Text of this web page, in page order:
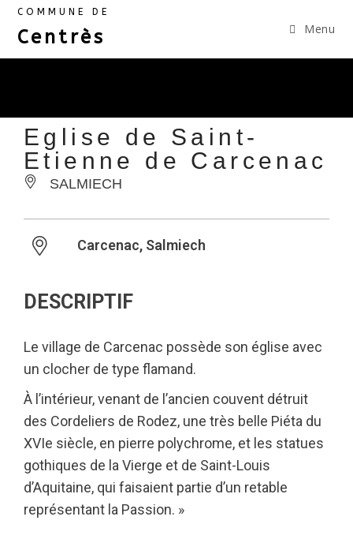
COMMUNE DE
Centrès Menu
Eglise de Saint-
Etienne de Carcenac
SALMIECH
Carcenac, Salmiech
DESCRIPTIF
Le village de Carcenac possède son église avec
un clocher de type flamand.
À l’intérieur, venant de l’ancien couvent détruit
des Cordeliers de Rodez, une très belle Piéta du
XVIe siècle, en pierre polychrome, et les statues
gothiques de la Vierge et de Saint-Louis
d’Aquitaine, qui faisaient partie d’un retable
représentant la Passion. »